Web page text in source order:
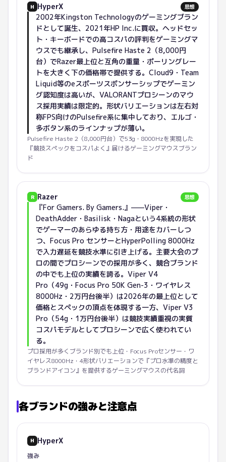
H HyperX 思想
2002年Kingston Technologyのゲーミングブラン
ドとして誕生、2021年HP Inc.に買収。ヘッドセッ
ト・キーボードでの高コスパの評判をゲーミングマ
ウスでも継承し、Pulsefire Haste 2（8,000円
台）でRazer最上位と互角の重量・ポーリングレー
トを大きく下の価格帯で提供する。Cloud9・Team
Liquid等のeスポーツスポンサーシップでゲーミン
グ認知度は高いが、VALORANTプロシーンのマウ
ス採用実績は限定的。形状バリエーションは左右対
称FPS向けのPulsefire系に集中しており、エルゴ・
多ボタン系のラインナップが薄い。
Pulsefire Haste 2（8,000円台）で53g・8000Hzを実現した
『競技スペックをコスパよく』届けるゲーミングマウスブラン
ド
R Razer 思想
『For Gamers. By Gamers.』——Viper・
DeathAdder・Basilisk・Nagaという4系統の形状
でゲーマーのあらゆる持ち方・用途をカバーしつ
つ、Focus Pro センサーとHyperPolling 8000Hz
で入力遅延を競技水準に引き上げる。主要大会のプ
ロの間でプロシーンでの採用が多く、競合ブランド
の中でも上位の実績を誇る。Viper V4
Pro（49g・Focus Pro 50K Gen-3・ワイヤレス
8000Hz・2万円台後半）は2026年の最上位として
価格とスペックの頂点を体現する一方、Viper V3
Pro（54g・1万円台後半）は競技実績重視の実質
コスパモデルとしてプロシーンで広く使われてい
る。
プロ採用が多くブランド別でも上位・Focus Proセンサー・ワ
イヤレス8000Hz・4形状バリエーションで『プロ水準の精度と
ブランドアイコン』を提供するゲーミングマウスの代名詞
各ブランドの強みと注意点
H HyperX
強み